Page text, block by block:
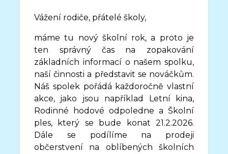
Vážení rodiče, přátelé školy,
máme tu nový školní rok, a proto je
ten správný čas na zopakování
základních informací o našem spolku,
naší činnosti a představit se nováčkům.
Náš spolek pořádá každoročně vlastní
akce, jako jsou například Letní kina,
Rodinné hodové odpoledne a Školní
ples, který se bude konat 21.2.2026.
Dále se podílíme na prodeji
občerstvení na oblíbených školních